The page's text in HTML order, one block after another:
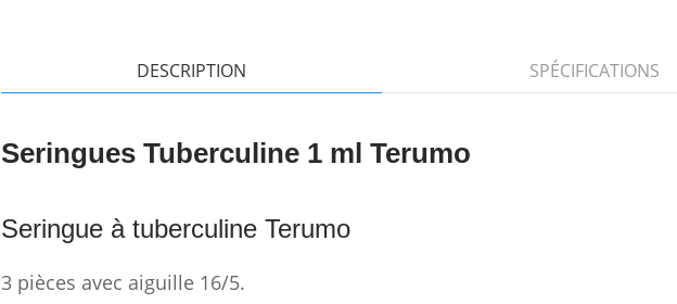
DESCRIPTION SPÉCIFICATIONS
Seringues Tuberculine 1 ml Terumo
Seringue à tuberculine Terumo
3 pièces avec aiguille 16/5.